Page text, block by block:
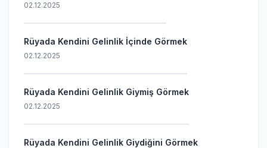
02.12.2025
Rüyada Kendini Gelinlik İçinde Görmek
02.12.2025
Rüyada Kendini Gelinlik Giymiş Görmek
02.12.2025
Rüyada Kendini Gelinlik Giydiğini Görmek